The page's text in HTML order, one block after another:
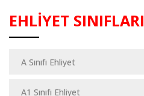
EHLİYET SINIFLARI
A Sınıfı Ehliyet
A1 Sınıfı Ehliyet